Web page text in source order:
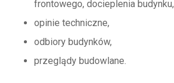
frontowego, docieplenia budynku,
opinie techniczne,
odbiory budynków,
przeglądy budowlane.